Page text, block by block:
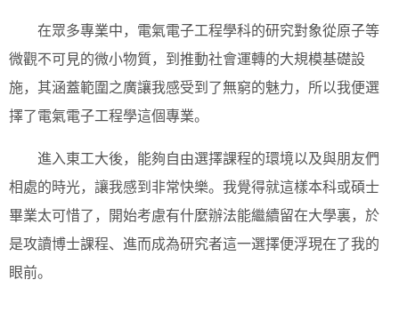
在眾多專業中，電氣電子工程學科的研究對象從原子等
微觀不可見的微小物質，到推動社會運轉的大規模基礎設
施，其涵蓋範圍之廣讓我感受到了無窮的魅力，所以我便選
擇了電氣電子工程學這個專業。
進入東工大後，能夠自由選擇課程的環境以及與朋友們
相處的時光，讓我感到非常快樂。我覺得就這樣本科或碩士
畢業太可惜了，開始考慮有什麼辦法能繼續留在大學裏，於
是攻讀博士課程、進而成為研究者這一選擇便浮現在了我的
眼前。